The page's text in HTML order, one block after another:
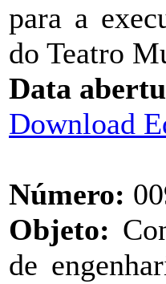
para a
do Teatro
Data
Download
Número:
Objeto:
de